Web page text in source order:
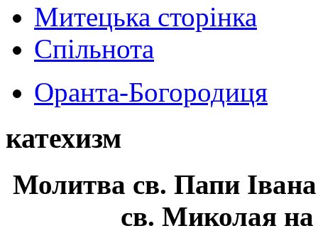
Митецька сторінка
Спільнота
Оранта-Богородиця
катехизм
Молитва св. Папи
св. Миколая на